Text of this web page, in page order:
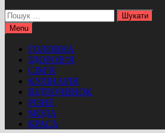
Пошук:
Menu
ГОЛОВНА
ЗДОРОВ’Я
СІМ’Я
КУЛІНАРІЯ
ВІДПОЧИНОК
РІЗНЕ
МОДА
КРАСА